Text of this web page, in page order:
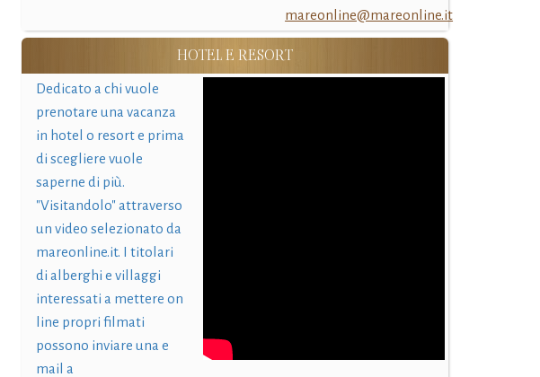
mareonline@mareonline.it
HOTEL E RESORT
Dedicato a chi vuole
prenotare una vacanza
in hotel o resort e prima
di scegliere vuole
saperne di più.
"Visitandolo" attraverso
un video selezionato da
mareonline.it. I titolari
di alberghi e villaggi
interessati a mettere on
line propri filmati
possono inviare una e
mail a